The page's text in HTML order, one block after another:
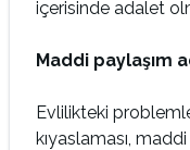
içerisinde adalet
Maddi paylaşım
Evlilikteki
kıyaslaması,